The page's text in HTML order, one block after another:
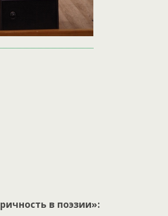
в поэзии»: